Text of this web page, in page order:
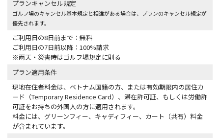
プランキャンセル規定
ゴルフ場のキャンセル基本規定と相違がある場合は、プランのキャンセル規定が
優先されます。
ご利用日の8日前まで：無料
ご利用日の7日前以降：100%請求
※雨天・災害時はゴルフ場規定に則る
プラン適用条件
現地在住者料金は、ベトナム国籍の方、または有効期限内の居住カ
ード（Temporary Residence Card）、滞在許可証、もしくは労働許
可証をお持ちの外国人の方に適用されます。
料金には、グリーンフィー、キャディフィー、カート（共有）料金
が含まれています。